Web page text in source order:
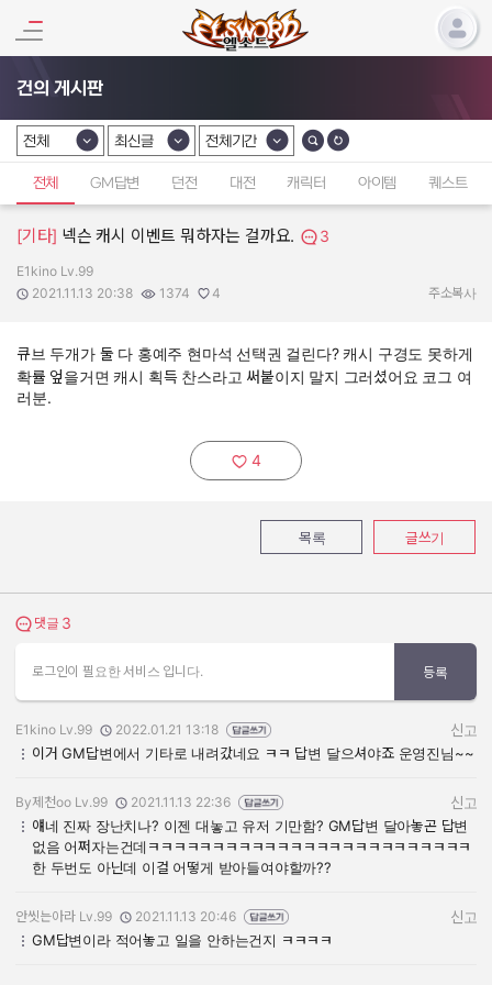
건의 게시판
카테고리 선택
전체
카테고리 선택
최신글
카테고리 선택
전체기간
전체 GM답변 던전 대전 캐릭터 아이템 퀘스트
[기타] 넥슨 캐시 이벤트 뭐하자는 걸까요. 3
작성자:
E1kino Lv.99
작성일:
2021.11.13 20:38
조회수:
1374
추천수:
4 주소복사
큐브 두개가 둘 다 홍예주 현마석 선택권 걸린다? 캐시 구경도 못하게
확률 엎을거면 캐시 획득 찬스라고 써붙이지 말지 그러셨어요 코그 여
러분.
추천하기:
4
목록 글쓰기
댓글 보기
댓글 3
로그인이 필요한 서비스 입니다. 등록
작성자:
E1kino Lv.99
작성일:
2022.01.21 13:18
신고
이거 GM답변에서 기타로 내려갔네요 ㅋㅋ 답변 달으셔야죠 운영진님~~
작성자:
By제천oo Lv.99
작성일:
2021.11.13 22:36
신고
얘네 진짜 장난치나? 이젠 대놓고 유저 기만함? GM답변 달아놓곤 답변
없음 어쩌자는건데ㅋㅋㅋㅋㅋㅋㅋㅋㅋㅋㅋㅋㅋㅋㅋㅋㅋㅋㅋㅋㅋㅋㅋㅋㅋ
한 두번도 아닌데 이걸 어떻게 받아들여야할까??
작성자:
안씻는아라 Lv.99
작성일:
2021.11.13 20:46
신고
GM답변이라 적어놓고 일을 안하는건지 ㅋㅋㅋㅋ